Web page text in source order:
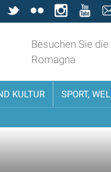
Facebook
TwitterFlickrInstagram
Besuchen Sie die
Romagna
KULTUR SPORT,